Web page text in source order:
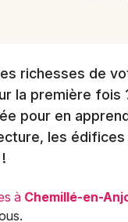
richesses de
la première fois
pour en
les
à Chemillé-en-